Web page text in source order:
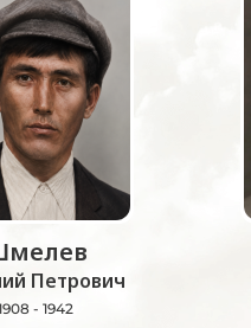
Петрович
- 1942